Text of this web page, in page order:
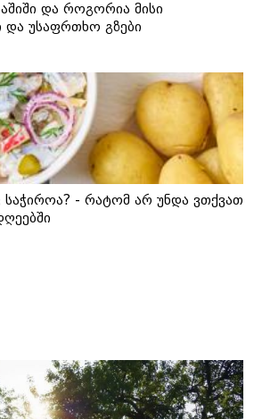
და როგორია მისი
და უსაფრთხო გზები
- რატომ არ უნდა ვთქვათ